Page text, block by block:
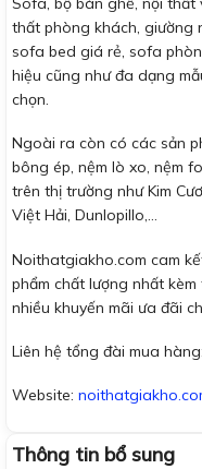
thất phòng khách, giường
sofa bed giá rẻ, sofa
hiệu cũng như đa dạng
chọn.
Ngoài ra còn có các sản
bông ép, nệm lò xo, nệm
trên thị trường như Kim
Việt Hải, Dunlopillo,…
Noithatgiakho.com cam
phẩm chất lượng nhất
nhiều khuyến mãi ưa đãi
Liên hệ tổng đài mua hàng:
Website:
Thông tin bổ sung